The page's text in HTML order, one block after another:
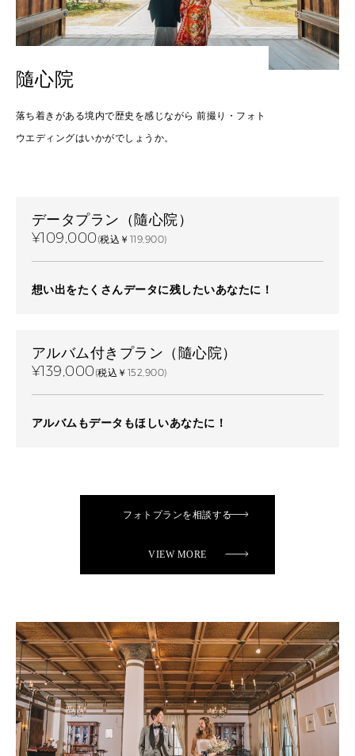
隨心院
落ち着きがある境内で歴史を感じながら 前撮り・フォト
ウエディングはいかがでしょうか。
データプラン（隨心院）
¥109,000(税込￥119,900)
想い出をたくさんデータに残したいあなたに！
アルバム付きプラン（隨心院）
¥139,000(税込￥152,900)
アルバムもデータもほしいあなたに！
フォトプランを相談する
VIEW MORE